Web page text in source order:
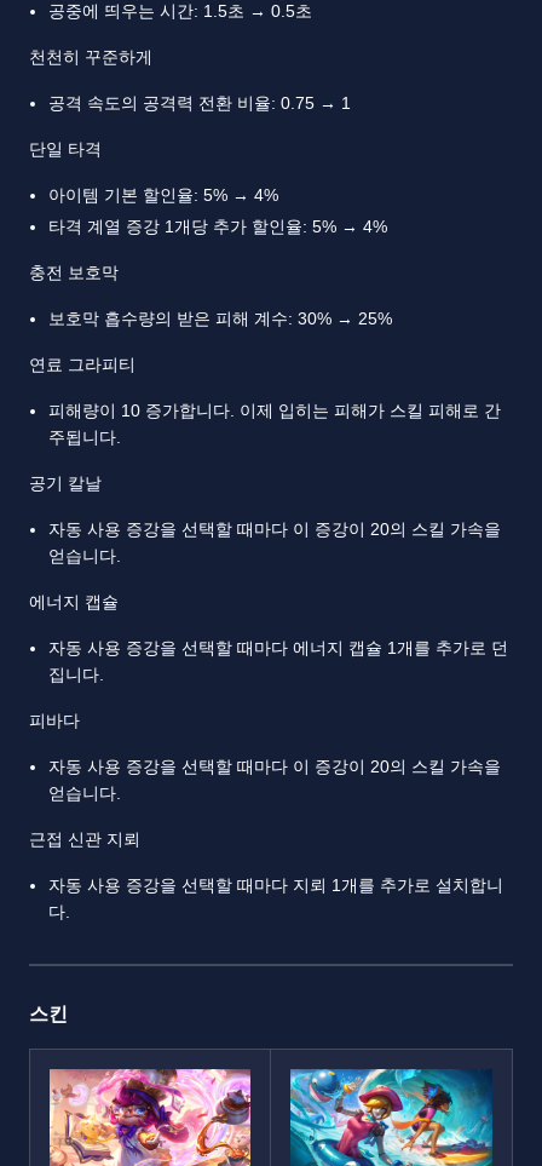
공중에 띄우는 시간: 1.5초 → 0.5초
천천히 꾸준하게
공격 속도의 공격력 전환 비율: 0.75 → 1
단일 타격
아이템 기본 할인율: 5% → 4%
타격 계열 증강 1개당 추가 할인율: 5% → 4%
충전 보호막
보호막 흡수량의 받은 피해 계수: 30% → 25%
연료 그라피티
피해량이 10 증가합니다. 이제 입히는 피해가 스킬 피해로 간
주됩니다.
공기 칼날
자동 사용 증강을 선택할 때마다 이 증강이 20의 스킬 가속을
얻습니다.
에너지 캡슐
자동 사용 증강을 선택할 때마다 에너지 캡슐 1개를 추가로 던
집니다.
피바다
자동 사용 증강을 선택할 때마다 이 증강이 20의 스킬 가속을
얻습니다.
근접 신관 지뢰
자동 사용 증강을 선택할 때마다 지뢰 1개를 추가로 설치합니
다.
스킨